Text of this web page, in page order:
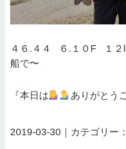
４６.４４ ６.１０F １
船で〜
『本日は ありがとう
2019-03-30｜カテゴリー：